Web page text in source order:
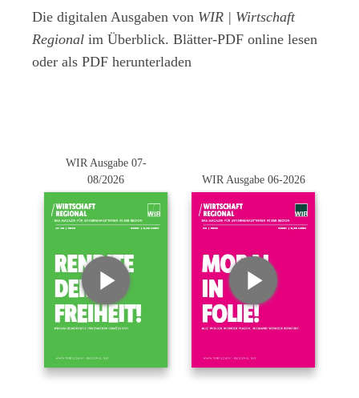
Die digitalen Ausgaben von WIR | Wirtschaft
Regional im Überblick. Blätter-PDF online lesen
oder als PDF herunterladen
WIR Ausgabe 07-
08/2026
WIR Ausgabe 06-2026